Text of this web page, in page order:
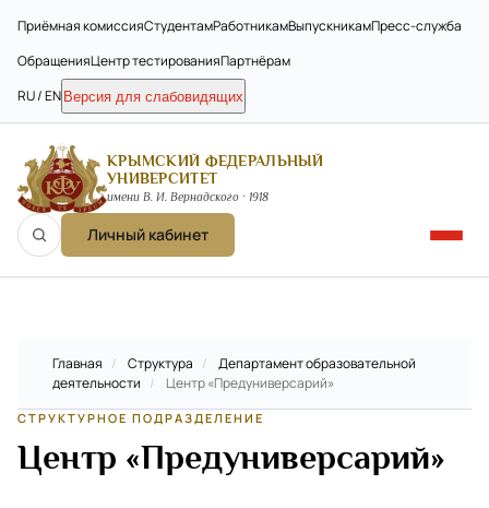
Приёмная комиссияСтудентамРаботникамВыпускникамПресс-служба
ОбращенияЦентр тестированияПартнёрам
RU / EN Версия для слабовидящих
КРЫМСКИЙ ФЕДЕРАЛЬНЫЙ
УНИВЕРСИТЕТ
имени В. И. Вернадского · 1918
Личный кабинет
Главная / Структура /
Департамент образовательной
деятельности / Центр «Предуниверсарий»
СТРУКТУРНОЕ ПОДРАЗДЕЛЕНИЕ
Центр «Предуниверсарий»